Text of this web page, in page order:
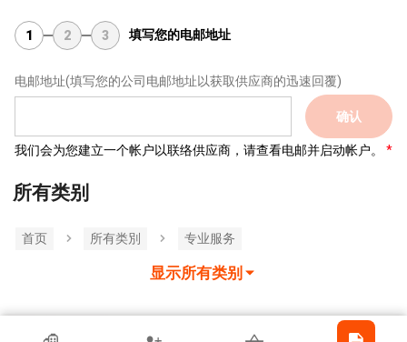
1 2 3 填写您的电邮地址
电邮地址(填写您的公司电邮地址以获取供应商的迅速回覆)
确认
我们会为您建立一个帐户以联络供应商，请查看电邮并启动帐户。
所有类别
首页 所有类別 专业服务
显示所有类别